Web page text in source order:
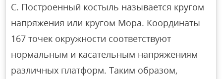
C. Построенный костыль называется кругом
напряжения или кругом Мора. Координаты
167 точек окружности соответствуют
нормальным и касательным напряжениям
различных платформ. Таким образом,